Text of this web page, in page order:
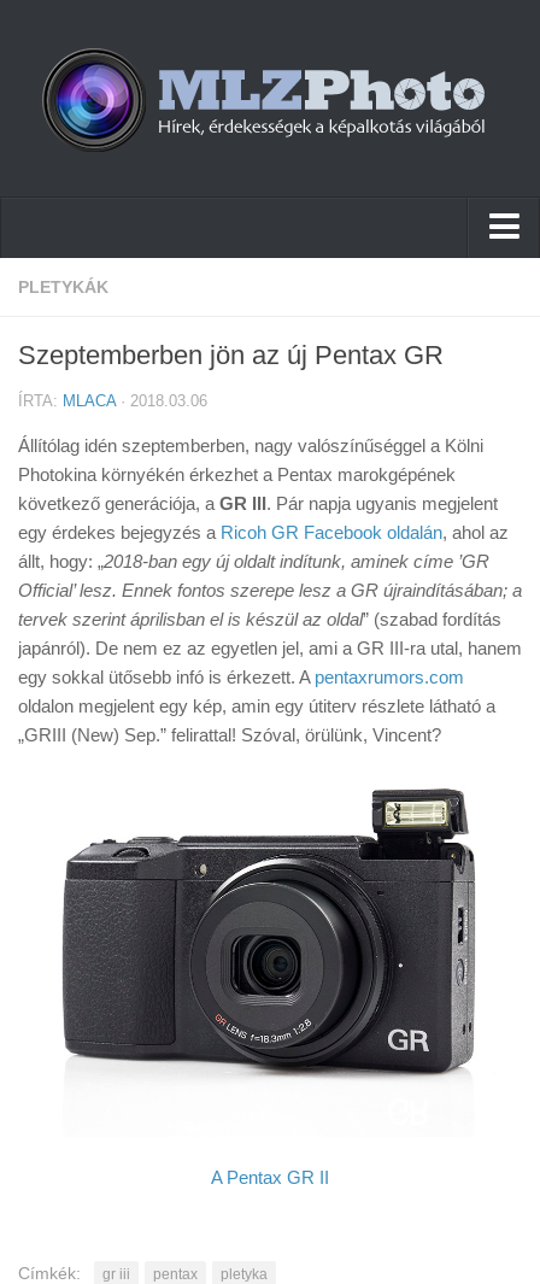
Hírek
Cikkek
Firmware
Tudástár
Tanácsok
Érdekességek
Helyszíni Riport
E-BB
PLETYKÁK
Szeptemberben jön az új Pentax GR
ÍRTA: MLACA· 2018.03.06
Állítólag idén szeptemberben, nagy valószínűséggel a Kölni
Photokina környékén érkezhet a Pentax marokgépének
következő generációja, a GR III. Pár napja ugyanis megjelent
egy érdekes bejegyzés a Ricoh GR Facebook oldalán, ahol az
állt, hogy: „2018-ban egy új oldalt indítunk, aminek címe ’GR
Official’ lesz. Ennek fontos szerepe lesz a GR újraindításában; a
tervek szerint áprilisban el is készül az oldal” (szabad fordítás
japánról). De nem ez az egyetlen jel, ami a GR III-ra utal, hanem
egy sokkal ütősebb infó is érkezett. A pentaxrumors.com
oldalon megjelent egy kép, amin egy útiterv részlete látható a
„GRIII (New) Sep.” felirattal! Szóval, örülünk, Vincent?
A Pentax GR II
Címkék: gr iii pentax pletyka